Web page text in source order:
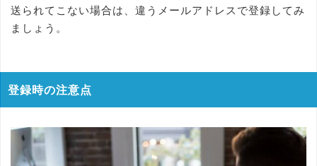
送られてこない場合は、違うメールアドレスで登録してみ
ましょう。
登録時の注意点